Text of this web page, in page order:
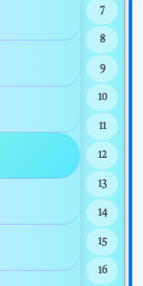
7
8
9
10
11
12
13
14
15
16